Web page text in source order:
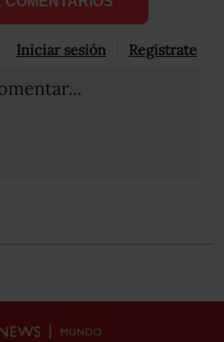
Iniciar sesión Registrate